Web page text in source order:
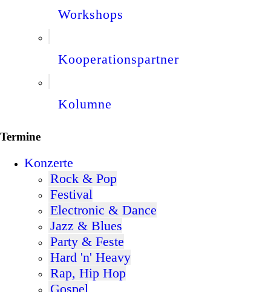
Workshops
Kooperationspartner
Kolumne
Termine
Konzerte
Rock & Pop
Festival
Electronic & Dance
Jazz & Blues
Party & Feste
Hard 'n' Heavy
Rap, Hip Hop
Gospel